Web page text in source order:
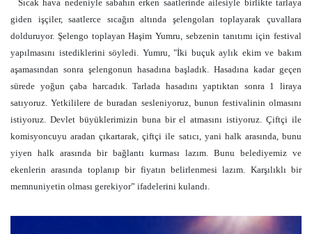
Sıcak hava nedeniyle sabahın erken saatlerinde ailesiyle birlikte tarlaya
giden işçiler, saatlerce sıcağın altında şelengoları toplayarak çuvallara
dolduruyor. Şelengo toplayan Haşim Yumru, sebzenin tanıtımı için festival
yapılmasını istediklerini söyledi. Yumru, "İki buçuk aylık ekim ve bakım
aşamasından sonra şelengonun hasadına başladık. Hasadına kadar geçen
sürede yoğun çaba harcadık. Tarlada hasadını yaptıktan sonra 1 liraya
satıyoruz. Yetkililere de buradan sesleniyoruz, bunun festivalinin olmasını
istiyoruz. Devlet büyüklerimizin buna bir el atmasını istiyoruz. Çiftçi ile
komisyoncuyu aradan çıkartarak, çiftçi ile satıcı, yani halk arasında, bunu
yiyen halk arasında bir bağlantı kurması lazım. Bunu belediyemiz ve
ekenlerin arasında toplanıp bir fiyatın belirlenmesi lazım. Karşılıklı bir
memnuniyetin olması gerekiyor” ifadelerini kulandı.